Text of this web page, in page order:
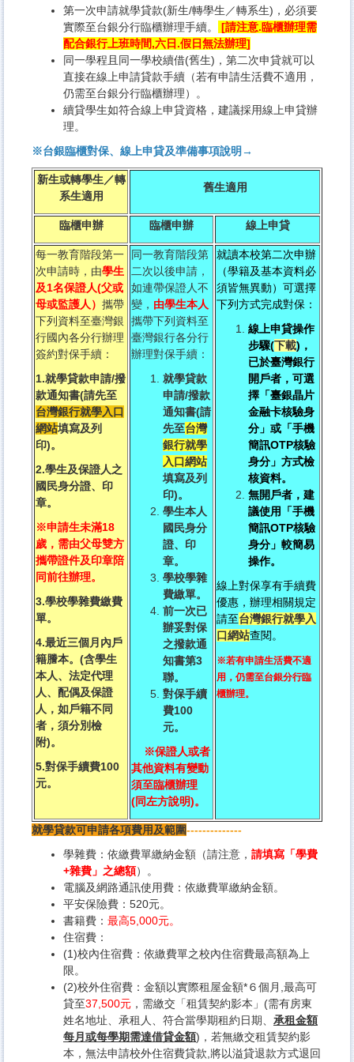
第一次申請就學貸款(新生/轉學生／轉系生)，必須要
實際至台銀分行臨櫃辦理手續。
[請注意.臨櫃辦理需
配合銀行上班時間,六日.假日無法辦理]
同一學程且同一學校續借(舊生)，第二次申貸就可以
直接在線上申請貸款手續（若有申請生活費不適用，
仍需至台銀分行臨櫃辦理）。
續貸學生如符合線上申貸資格，建議採用線上申貸辦
理。
※台銀臨櫃對保、線上申貸及準備事項說明→
新生或轉學生／轉
系生適用
舊生適用
臨櫃申辦 臨櫃申辦 線上申貸
每一教育階段第一
次申請時，由學生
及1名保證人(父或
母或監護人） 攜帶
下列資料至臺灣銀
行國內各分行辦理
簽約對保手續：
1.就學貸款申請/撥
款通知書(請先至
台灣銀行就學入口
網站填寫及列
印)。
2.學生及保證人之
國民身分證、印
章。
※申請生未滿18
歲，需由父母雙方
攜帶證件及印章陪
同前往辦理。
3.學校學雜費繳費
單。
4.最近三個月內戶
籍謄本。(含學生
本人、法定代理
人、配偶及保證
人，如戶籍不同
者，須分別檢
附)。
5.對保手續費100
元。
同一教育階段第
二次以後申請，
如連帶保證人不
變， 由學生本人
攜帶下列資料至
臺灣銀行各分行
辦理對保手續：
就學貸款
申請/撥款
通知書(請
先至台灣
銀行就學
入口網站
填寫及列
印)。
學生本人
國民身分
證、印
章。
學校學雜
費繳單。
前一次已
辦妥對保
之撥款通
知書第3
聯。
對保手續
費100
元。
※保證人或者
其他資料有變動
須至臨櫃辦理
(同左方說明)。
就讀本校第二次申辦
（學籍及基本資料必
須皆無異動）可選擇
下列方式完成對保：
線上申貸操作
步驟(下載)，
已於臺灣銀行
開戶者，可選
擇「臺銀晶片
金融卡核驗身
分」或「手機
簡訊OTP核驗
身分」方式檢
核資料。
無開戶者，建
議使用「手機
簡訊OTP核驗
身分」較簡易
操作。
線上對保享有手續費
優惠，辦理相關規定
請至台灣銀行就學入
口網站查閱。
※若有申請生活費不適
用，仍需至台銀分行臨
櫃辦理。
就學貸款可申請各項費用及範圍--------------
學雜費：依繳費單繳納金額（請注意， 請填寫「學費
+雜費」之總額）。
電腦及網路通訊使用費：依繳費單繳納金額。
平安保險費：520元。
書籍費： 最高5,000元。
住宿費：
(1)校內住宿費：依繳費單之校內住宿費最高額為上
限。
(2)校外住宿費：金額以實際租屋金額*６個月,最高可
貸至37,500元 ，需繳交「租賃契約影本」(需有房東
姓名地址、承租人、符合當學期租約日期、 承租金額
每月或每學期需達借貸金額)，若無繳交租賃契約影
本，無法申請校外住宿費貸款,將以溢貸退款方式退回